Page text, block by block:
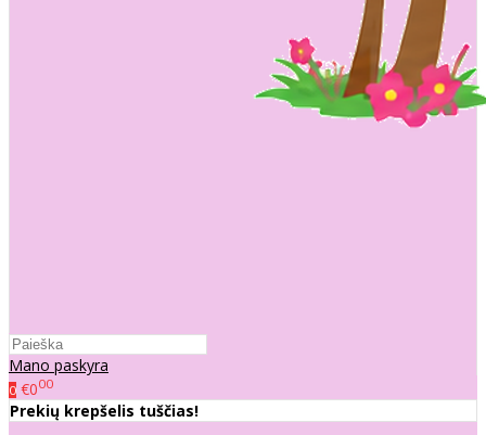
Mano paskyra
0 €000
Prekių krepšelis tuščias!